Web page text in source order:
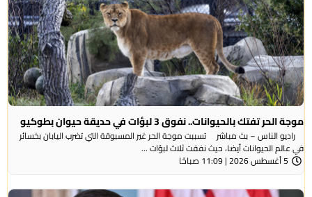
موجة الحر تفتك بالحيوانات.. نفوق 3 لبؤات في حديقة حيوان بطوكيو
راديو الناس – بث مباشر تسببت موجة الحر غير المسبوقة التي تضرب اليابان بخسائر
في عالم الحيوانات أيضا، حيث نفقت ثلاث لبؤات ...
5 أغسطس 2026 | 11:09 صباحًا